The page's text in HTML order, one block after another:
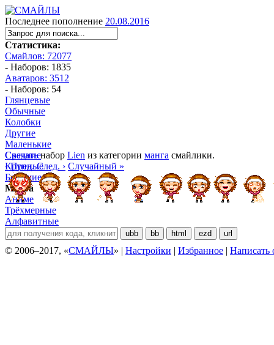
Последнее пополнение 20.08.2016
Статистика:
Смайлов: 72077
- Наборов: 1835
Аватаров: 3512
- Наборов: 54
Глянцевые
Обычные
Колобки
Другие
Маленькие
Средние
Крупные
Большие
Манга
Аниме
Трёхмерные
Алфавитные
ubb bb html ezd url
Скачатьнабор Lien из категории манга смайлики.
‹ Пред. След. › Случайный »
© 2006–2017, «СМАЙЛЫ» | Настройки | Избранное | Написать